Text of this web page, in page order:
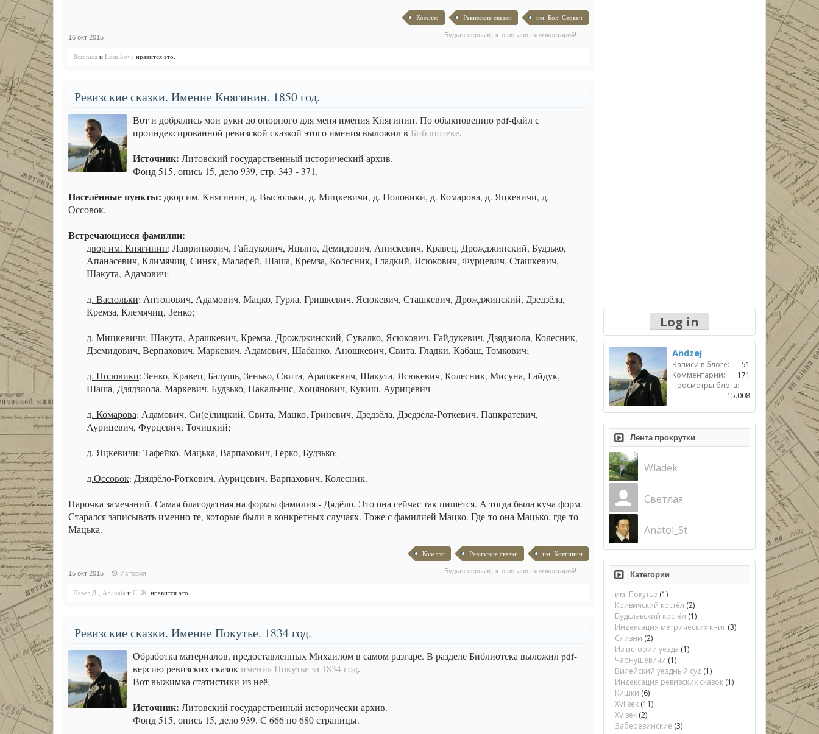
Козелло Ревизские сказки им. Бол. Сервеч
Будьте первым, кто оставит комментарий!
16 окт 2015
Berenica и Lesnikova нравится это.
Ревизские сказки. Имение Княгинин. 1850 год.
Вот и добрались мои руки до опорного для меня имения Княгинин. По обыкновению pdf-файл с
проиндексированной ревизской сказкой этого имения выложил в Библиотеке.
Источник: Литовский государственный исторический архив.
Фонд 515, опись 15, дело 939, стр. 343 - 371.
Населённые пункты: двор им. Княгинин, д. Высюльки, д. Мицкевичи, д. Половики, д. Комарова, д. Яцкевичи, д.
Оссовок.
Встречающиеся фамилии:
двор им. Княгинин: Лавринкович, Гайдукович, Яцыно, Демидович, Анискевич, Кравец, Дрожджинский, Будзько,
Апанасевич, Климячиц, Синяк, Малафей, Шаша, Кремза, Колесник, Гладкий, Ясюкович, Фурцевич, Сташкевич,
Шакута, Адамович;
д. Васюльки: Антонович, Адамович, Мацко, Гурла, Гришкевич, Ясюкевич, Сташкевич, Дрожджинский, Дзедзёла,
Кремза, Клемячиц, Зенко;
д. Мицкевичи: Шакута, Арашкевич, Кремза, Дрожджинский, Сувалко, Ясюкович, Гайдукевич, Дзядзиола, Колесник,
Дземидович, Верпахович, Маркевич, Адамович, Шабанко, Аношкевич, Свита, Гладки, Кабаш, Томкович;
д. Половики: Зенко, Кравец, Балушь, Зенько, Свита, Арашкевич, Шакута, Ясюкевич, Колесник, Мисуна, Гайдук,
Шаша, Дзядзиола, Маркевич, Будзько, Пакальнис, Хоцянович, Кукиш, Аурицевич
д. Комарова: Адамович, Си(е)лицкий, Свита, Мацко, Гриневич, Дзедзёла, Дзедзёла-Роткевич, Панкратевич,
Аурицевич, Фурцевич, Точицкий;
д. Яцкевичи: Тафейко, Мацька, Варпахович, Герко, Будзько;
д.Оссовок: Дзядзёло-Роткевич, Аурицевич, Варпахович, Колесник.
Парочка замечаний. Самая благодатная на формы фамилия - Дядёло. Это она сейчас так пишется. А тогда была куча форм.
Старался записывать именно те, которые были в конкретных случаях. Тоже с фамилией Мацко. Где-то она Мацько, где-то
Мацька.
Козелло Ревизские сказки им. Княгинин
Будьте первым, кто оставит комментарий!
15 окт 2015 История
Павел Д., Anahata и С. Ж. нравится это.
Ревизские сказки. Имение Покутье. 1834 год.
Обработка материалов, предоставленных Михаилом в самом разгаре. В разделе Библиотека выложил pdf-
версию ревизских сказок имения Покутье за 1834 год.
Вот выжимка статистики из неё.
Источник: Литовский государственный исторически архив.
Фонд 515, опись 15, дело 939. С 666 по 680 страницы.
Log in
Andzej
Записи в блоге:
51
Комментарии:
171
Просмотры блога:
15.008
Лента прокрутки
Wladek
Светлая
Anatol_St
Категории
им. Покутье (1)
Кривичский костёл (2)
Будславский костёл (1)
Индексация метрических книг (3)
Слизни (2)
Из истории уезда (1)
Чарнушевичи (1)
Вилейский уездный суд (1)
Индексация ревизских сказок (1)
Кишки (6)
XVI век (11)
XV век (2)
Заберезинские (3)